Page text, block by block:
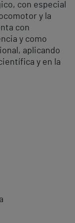
con especial
y la
con
y como
aplicando
y en la